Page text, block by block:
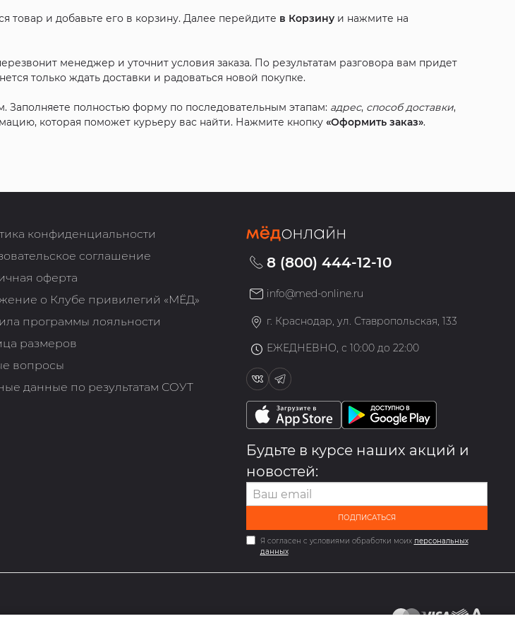
и добавьте его в корзину. Далее перейдите в Корзину и нажмите на
менеджер и уточнит условия заказа. По результатам разговора вам придет
только ждать доставки и радоваться новой покупке.
полностью форму по последовательным этапам: адрес, способ доставки,
которая поможет курьеру вас найти. Нажмите кнопку«Оформить заказ».
конфиденциальности
соглашение
оферта
о Клубе привилегий «МЁД»
программы лояльности
размеров
вопросы
данные по результатам СОУТ
8 (800) 444-12-10
info@med-online.ru
г. Краснодар, ул. Ставропольская, 133
ЕЖЕДНЕВНО, с 10:00 до 22:00
Будьте в курсе наших акций и
новостей:
ПОДПИСАТЬСЯ
Я согласен с условиями обработки моих персональных
данных